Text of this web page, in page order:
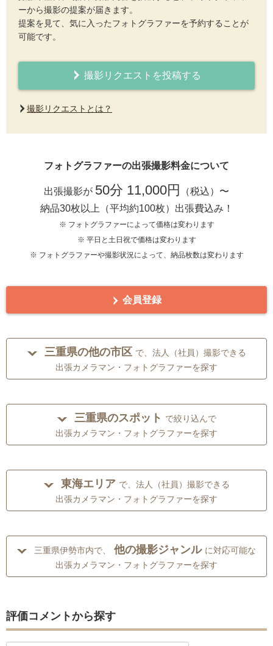
ーから撮影の提案が届きます。
提案を見て、気に入ったフォトグラファーを予約することが
可能です。
撮影リクエストを投稿する
撮影リクエストとは？
フォトグラファーの出張撮影料金について
出張撮影が 50分 11,000円
（税込）〜
納品30枚以上（平均約100枚）出張費込み！
※ フォトグラファーによって価格は変わります
※ 平日と土日祝で価格は変わります
※ フォトグラファーや撮影状況によって、納品枚数は変わります
会員登録
三重県の他の市区 で、法人（社員）撮影できる
出張カメラマン・フォトグラファーを探す
三重県のスポット で絞り込んで
出張カメラマン・フォトグラファーを探す
東海エリア で、法人（社員）撮影できる
出張カメラマン・フォトグラファーを探す
三重県伊勢市内で、 他の撮影ジャンル に対応可能な
出張カメラマン・フォトグラファーを探す
評価コメントから探す